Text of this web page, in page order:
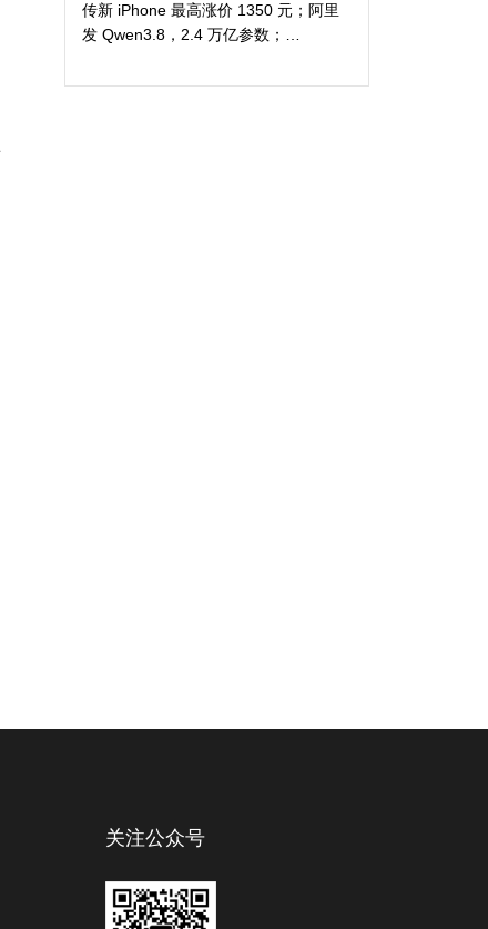
传新 iPhone 最高涨价 1350 元；阿里
发 Qwen3.8，2.4 万亿参数；
关注公众号